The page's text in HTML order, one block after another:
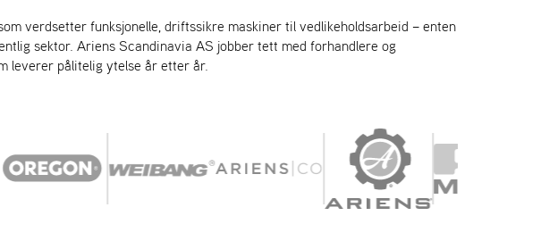
verdsetter funksjonelle, driftssikre maskiner til vedlikeholdsarbeid – enten
sektor. Ariens Scandinavia AS jobber tett med forhandlere og
leverer pålitelig ytelse år etter år.